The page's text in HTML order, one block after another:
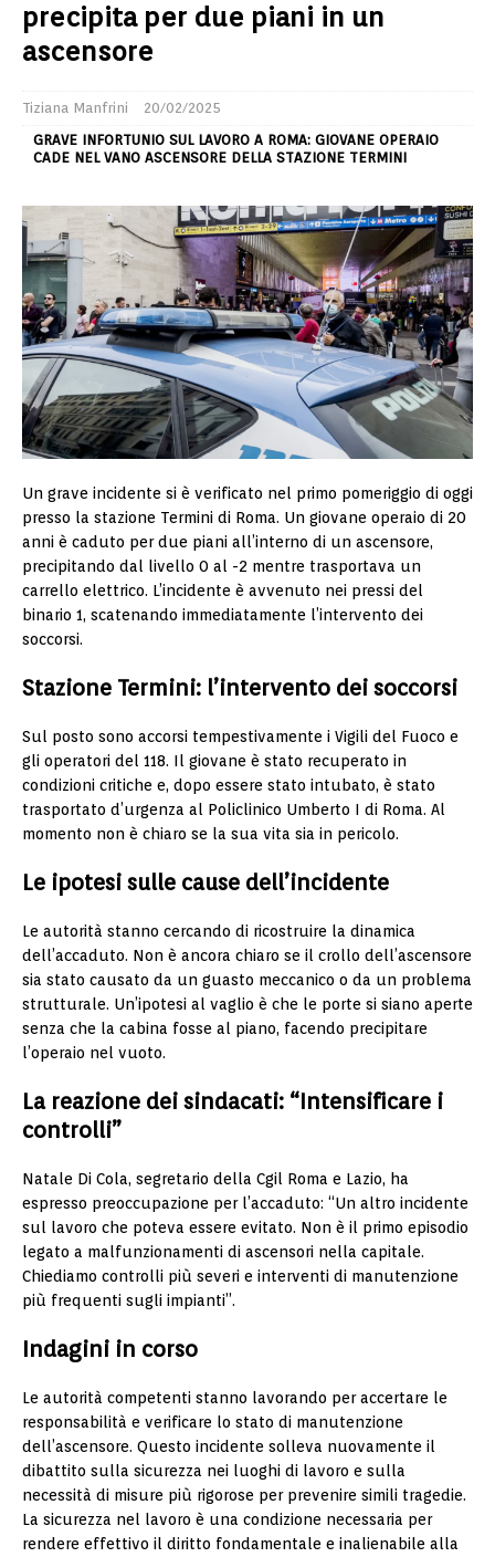
precipita per due piani in un
ascensore
Tiziana Manfrini
20/02/2025
GRAVE INFORTUNIO SUL LAVORO A ROMA: GIOVANE OPERAIO
CADE NEL VANO ASCENSORE DELLA STAZIONE TERMINI
Un grave incidente si è verificato nel primo pomeriggio di oggi
presso la stazione Termini di Roma. Un giovane operaio di 20
anni è caduto per due piani all’interno di un ascensore,
precipitando dal livello 0 al -2 mentre trasportava un
carrello elettrico. L’incidente è avvenuto nei pressi del
binario 1, scatenando immediatamente l’intervento dei
soccorsi.
Stazione Termini: l’intervento dei soccorsi
Sul posto sono accorsi tempestivamente i Vigili del Fuoco e
gli operatori del 118. Il giovane è stato recuperato in
condizioni critiche e, dopo essere stato intubato, è stato
trasportato d’urgenza al Policlinico Umberto I di Roma. Al
momento non è chiaro se la sua vita sia in pericolo.
Le ipotesi sulle cause dell’incidente
Le autorità stanno cercando di ricostruire la dinamica
dell’accaduto. Non è ancora chiaro se il crollo dell’ascensore
sia stato causato da un guasto meccanico o da un problema
strutturale. Un’ipotesi al vaglio è che le porte si siano aperte
senza che la cabina fosse al piano, facendo precipitare
l’operaio nel vuoto.
La reazione dei sindacati: “Intensificare i
controlli”
Natale Di Cola, segretario della Cgil Roma e Lazio, ha
espresso preoccupazione per l’accaduto: “Un altro incidente
sul lavoro che poteva essere evitato. Non è il primo episodio
legato a malfunzionamenti di ascensori nella capitale.
Chiediamo controlli più severi e interventi di manutenzione
più frequenti sugli impianti”.
Indagini in corso
Le autorità competenti stanno lavorando per accertare le
responsabilità e verificare lo stato di manutenzione
dell’ascensore. Questo incidente solleva nuovamente il
dibattito sulla sicurezza nei luoghi di lavoro e sulla
necessità di misure più rigorose per prevenire simili tragedie.
La sicurezza nel lavoro è una condizione necessaria per
rendere effettivo il diritto fondamentale e inalienabile alla